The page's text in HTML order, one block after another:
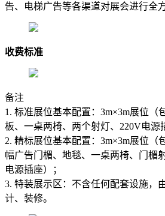
告、电梯广告等各渠道对展会进行全
收费标准
备注
1. 标准展位基本配置：3m×3m展位（
板、一桌两椅、两个射灯、220V电源
2. 精标展位基本配置：3m×3m展位（
幅广告门楣、地毯、一桌两椅、门楣
电源插座）；
3. 特装展示区：不含任何配套设施，
计、装修。